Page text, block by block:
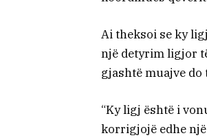
Ai theksoi se ky
një detyrim ligjor
gjashtë muajve
“Ky ligj është i
korrigjojë edhe